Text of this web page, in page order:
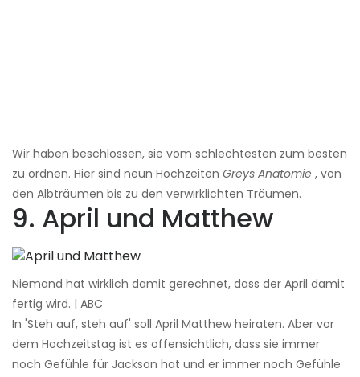
Wir haben beschlossen, sie vom schlechtesten zum besten
zu ordnen. Hier sind neun Hochzeiten Greys Anatomie , von
den Albträumen bis zu den verwirklichten Träumen.
9. April und Matthew
Niemand hat wirklich damit gerechnet, dass der April damit
fertig wird. | ABC
In 'Steh auf, steh auf' soll April Matthew heiraten. Aber vor
dem Hochzeitstag ist es offensichtlich, dass sie immer
noch Gefühle für Jackson hat und er immer noch Gefühle